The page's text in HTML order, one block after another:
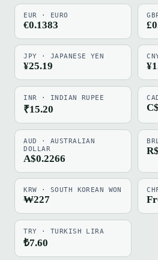
EUR · EURO
€0.1383
JPY · JAPANESE YEN
¥25.19
INR · INDIAN RUPEE
₹15.20
AUD · AUSTRALIAN
DOLLAR
A$0.2266
KRW · SOUTH KOREAN WON
₩227
TRY · TURKISH LIRA
₺7.60